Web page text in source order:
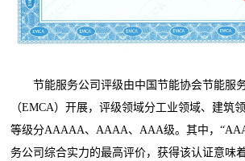
节能服务公司评级由中国节能协会节能服
（EMCA）开展，评级领域分工业领域、建筑
等级分AAAAA、AAAA、AAA级。其中，
务公司综合实力的最高评价，获得该认证意味